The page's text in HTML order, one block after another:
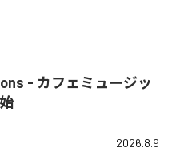
- カフェミュージッ
2026.8.9